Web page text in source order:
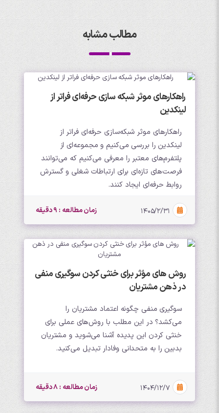
مطالب مشابه
راهکارهای موثر شبکه سازی حرفه‌ای فراتر از
لینکدین
راهکارهای موثر شبکه‌سازی حرفه‌ای فراتر از
لینکدین را بررسی می‌کنیم و مجموعه‌ای از
پلتفرم‌های معتبر را معرفی می‌کنیم که می‌توانند
فرصت‌های تازه‌ای برای ارتباطات شغلی و گسترش
روابط حرفه‌ای ایجاد کنند.
۱۴۰۵/۲/۳۱ زمان مطالعه : 9 دقیقه
روش های مؤثر برای خنثی کردن سوگیری منفی
در ذهن مشتریان
سوگیری منفی چگونه اعتماد مشتریان را
می‌کشد؟ در این مطلب با روش‌های عملی برای
خنثی کردن این پدیده آشنا می‌شوید و مشتریان
بدبین را به متحدانی وفادار تبدیل می‌کنید.
۱۴۰۴/۱۲/۷ زمان مطالعه : 8 دقیقه